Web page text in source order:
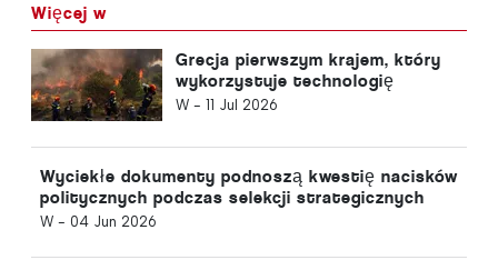
Więcej w
Grecja pierwszym krajem, który
wykorzystuje technologię
kosmiczną do walki z pożarami
W - 11 Jul 2026
Wyciekłe dokumenty podnoszą kwestię nacisków
politycznych podczas selekcji strategicznych
projektów surowcowych UE
W - 04 Jun 2026